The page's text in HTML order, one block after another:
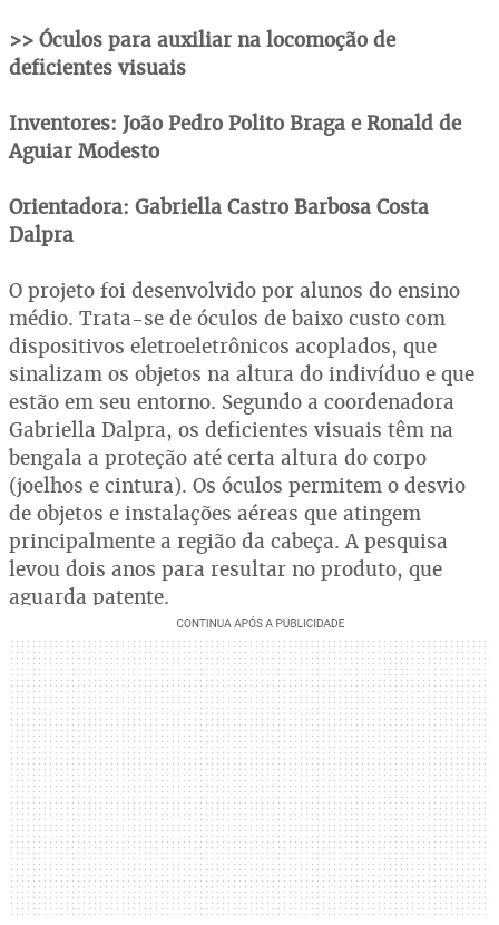
>> Óculos para auxiliar na locomoção de
deficientes visuais
Inventores: João Pedro Polito Braga e Ronald de
Aguiar Modesto
Orientadora: Gabriella Castro Barbosa Costa
Dalpra
O projeto foi desenvolvido por alunos do ensino
médio. Trata-se de óculos de baixo custo com
dispositivos eletroeletrônicos acoplados, que
sinalizam os objetos na altura do indivíduo e que
estão em seu entorno. Segundo a coordenadora
Gabriella Dalpra, os deficientes visuais têm na
bengala a proteção até certa altura do corpo
(joelhos e cintura). Os óculos permitem o desvio
de objetos e instalações aéreas que atingem
principalmente a região da cabeça. A pesquisa
levou dois anos para resultar no produto, que
aguarda patente.